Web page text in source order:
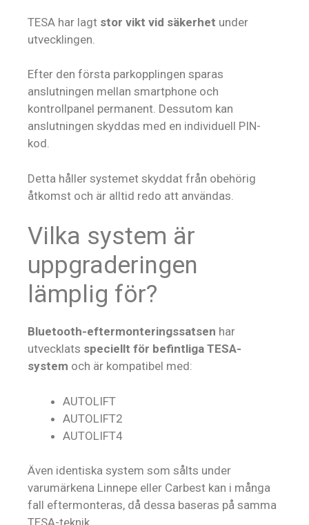
TESA har lagt stor vikt vid säkerhet under
utvecklingen.
Efter den första parkopplingen sparas
anslutningen mellan smartphone och
kontrollpanel permanent. Dessutom kan
anslutningen skyddas med en individuell PIN-
kod.
Detta håller systemet skyddat från obehörig
åtkomst och är alltid redo att användas.
Vilka system är
uppgraderingen
lämplig för?
Bluetooth-eftermonteringssatsen har
utvecklats speciellt för befintliga TESA-
system och är kompatibel med:
AUTOLIFT
AUTOLIFT2
AUTOLIFT4
Även identiska system som sålts under
varumärkena Linnepe eller Carbest kan i många
fall eftermonteras, då dessa baseras på samma